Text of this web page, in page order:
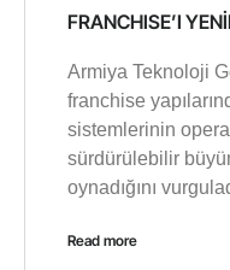
FRANCHISE’I
Armiya Teknoloji
franchise
sistemlerinin
sürdürülebilir
oynadığını
Read more